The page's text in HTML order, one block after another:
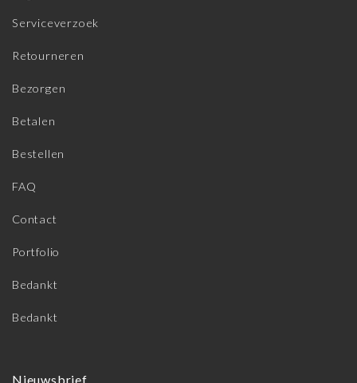
Serviceverzoek
Retourneren
Bezorgen
Betalen
Bestellen
FAQ
Contact
Portfolio
Bedankt
Bedankt
Nieuwsbrief